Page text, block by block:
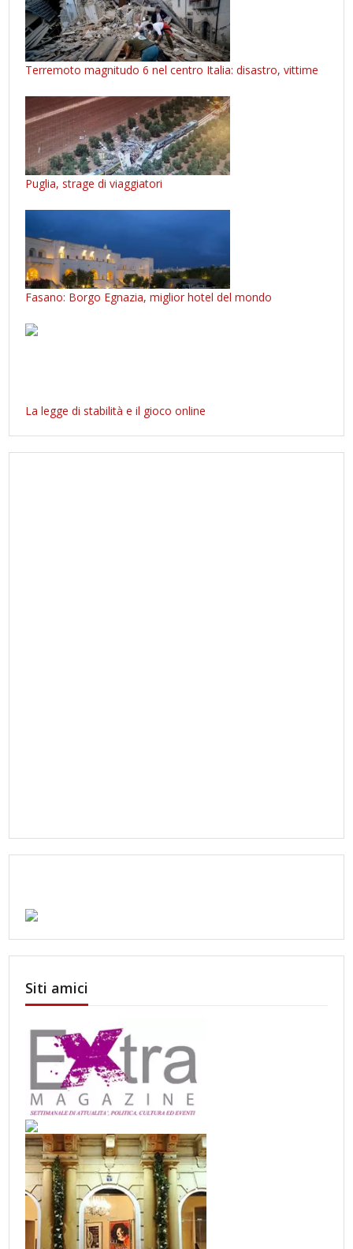
Terremoto magnitudo 6 nel centro Italia: disastro, vittime
Puglia, strage di viaggiatori
Fasano: Borgo Egnazia, miglior hotel del mondo
La legge di stabilità e il gioco online
Siti amici